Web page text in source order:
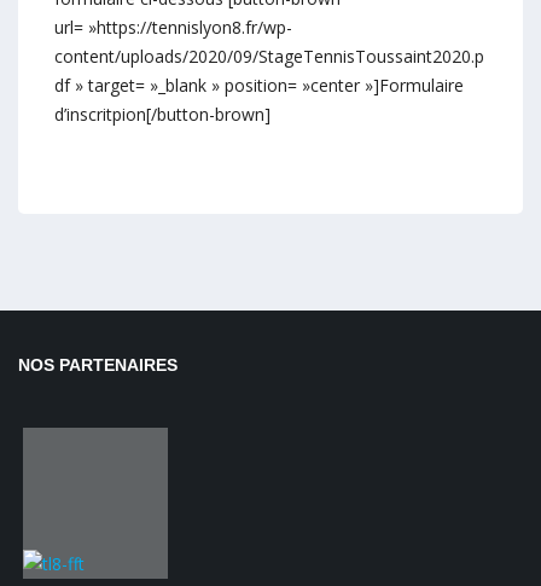
url= »https://tennislyon8.fr/wp-
content/uploads/2020/09/StageTennisToussaint2020.p
df » target= »_blank » position= »center »]Formulaire
d’inscritpion[/button-brown]
NOS PARTENAIRES